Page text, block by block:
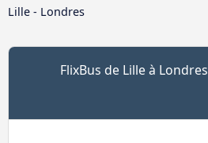
Lille - Londres
FlixBus de Lille à Londres